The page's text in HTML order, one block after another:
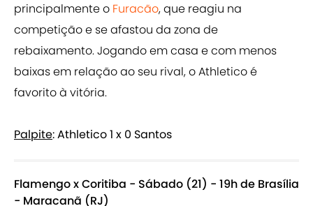
principalmente o Furacão, que reagiu na
competição e se afastou da zona de
rebaixamento. Jogando em casa e com menos
baixas em relação ao seu rival, o Athletico é
favorito à vitória.
Palpite: Athletico 1 x 0 Santos
Flamengo x Coritiba - Sábado (21) - 19h de Brasília
- Maracanã (RJ)